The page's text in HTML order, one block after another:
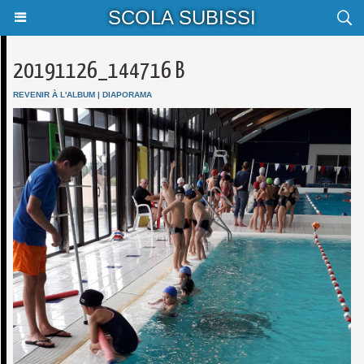
SCOLA SUBISSI
20191126_144716 B
REVENIR À L'ALBUM | DIAPORAMA